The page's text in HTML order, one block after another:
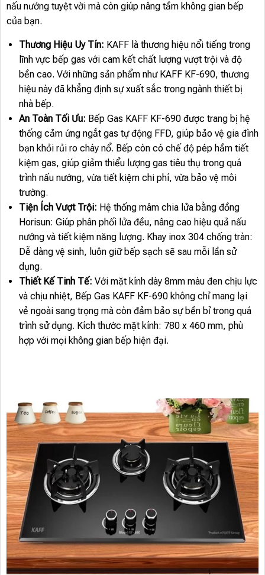
nấu nướng tuyệt vời mà còn giúp nâng tầm không gian bếp
của bạn.
Thương Hiệu Uy Tín: KAFF là thương hiệu nổi tiếng trong
lĩnh vực bếp gas với cam kết chất lượng vượt trội và độ
bền cao. Với những sản phẩm như KAFF KF-690, thương
hiệu này đã khẳng định sự xuất sắc trong ngành thiết bị
nhà bếp.
An Toàn Tối Ưu: Bếp Gas KAFF KF-690 được trang bị hệ
thống cảm ứng ngắt gas tự động FFD, giúp bảo vệ gia đình
bạn khỏi rủi ro cháy nổ. Bếp còn có chế độ pép hầm tiết
kiệm gas, giúp giảm thiểu lượng gas tiêu thụ trong quá
trình nấu nướng, vừa tiết kiệm chi phí, vừa bảo vệ môi
trường.
Tiện Ích Vượt Trội: Hệ thống mâm chia lửa bằng đồng
Horisun: Giúp phân phối lửa đều, nâng cao hiệu quả nấu
nướng và tiết kiệm năng lượng. Khay inox 304 chống tràn:
Dễ dàng vệ sinh, luôn giữ bếp sạch sẽ sau mỗi lần sử
dụng.
Thiết Kế Tinh Tế: Với mặt kính dày 8mm màu đen chịu lực
và chịu nhiệt, Bếp Gas KAFF KF-690 không chỉ mang lại
vẻ ngoài sang trọng mà còn đảm bảo sự bền bỉ trong quá
trình sử dụng. Kích thước mặt kính: 780 x 460 mm, phù
hợp với mọi không gian bếp hiện đại.